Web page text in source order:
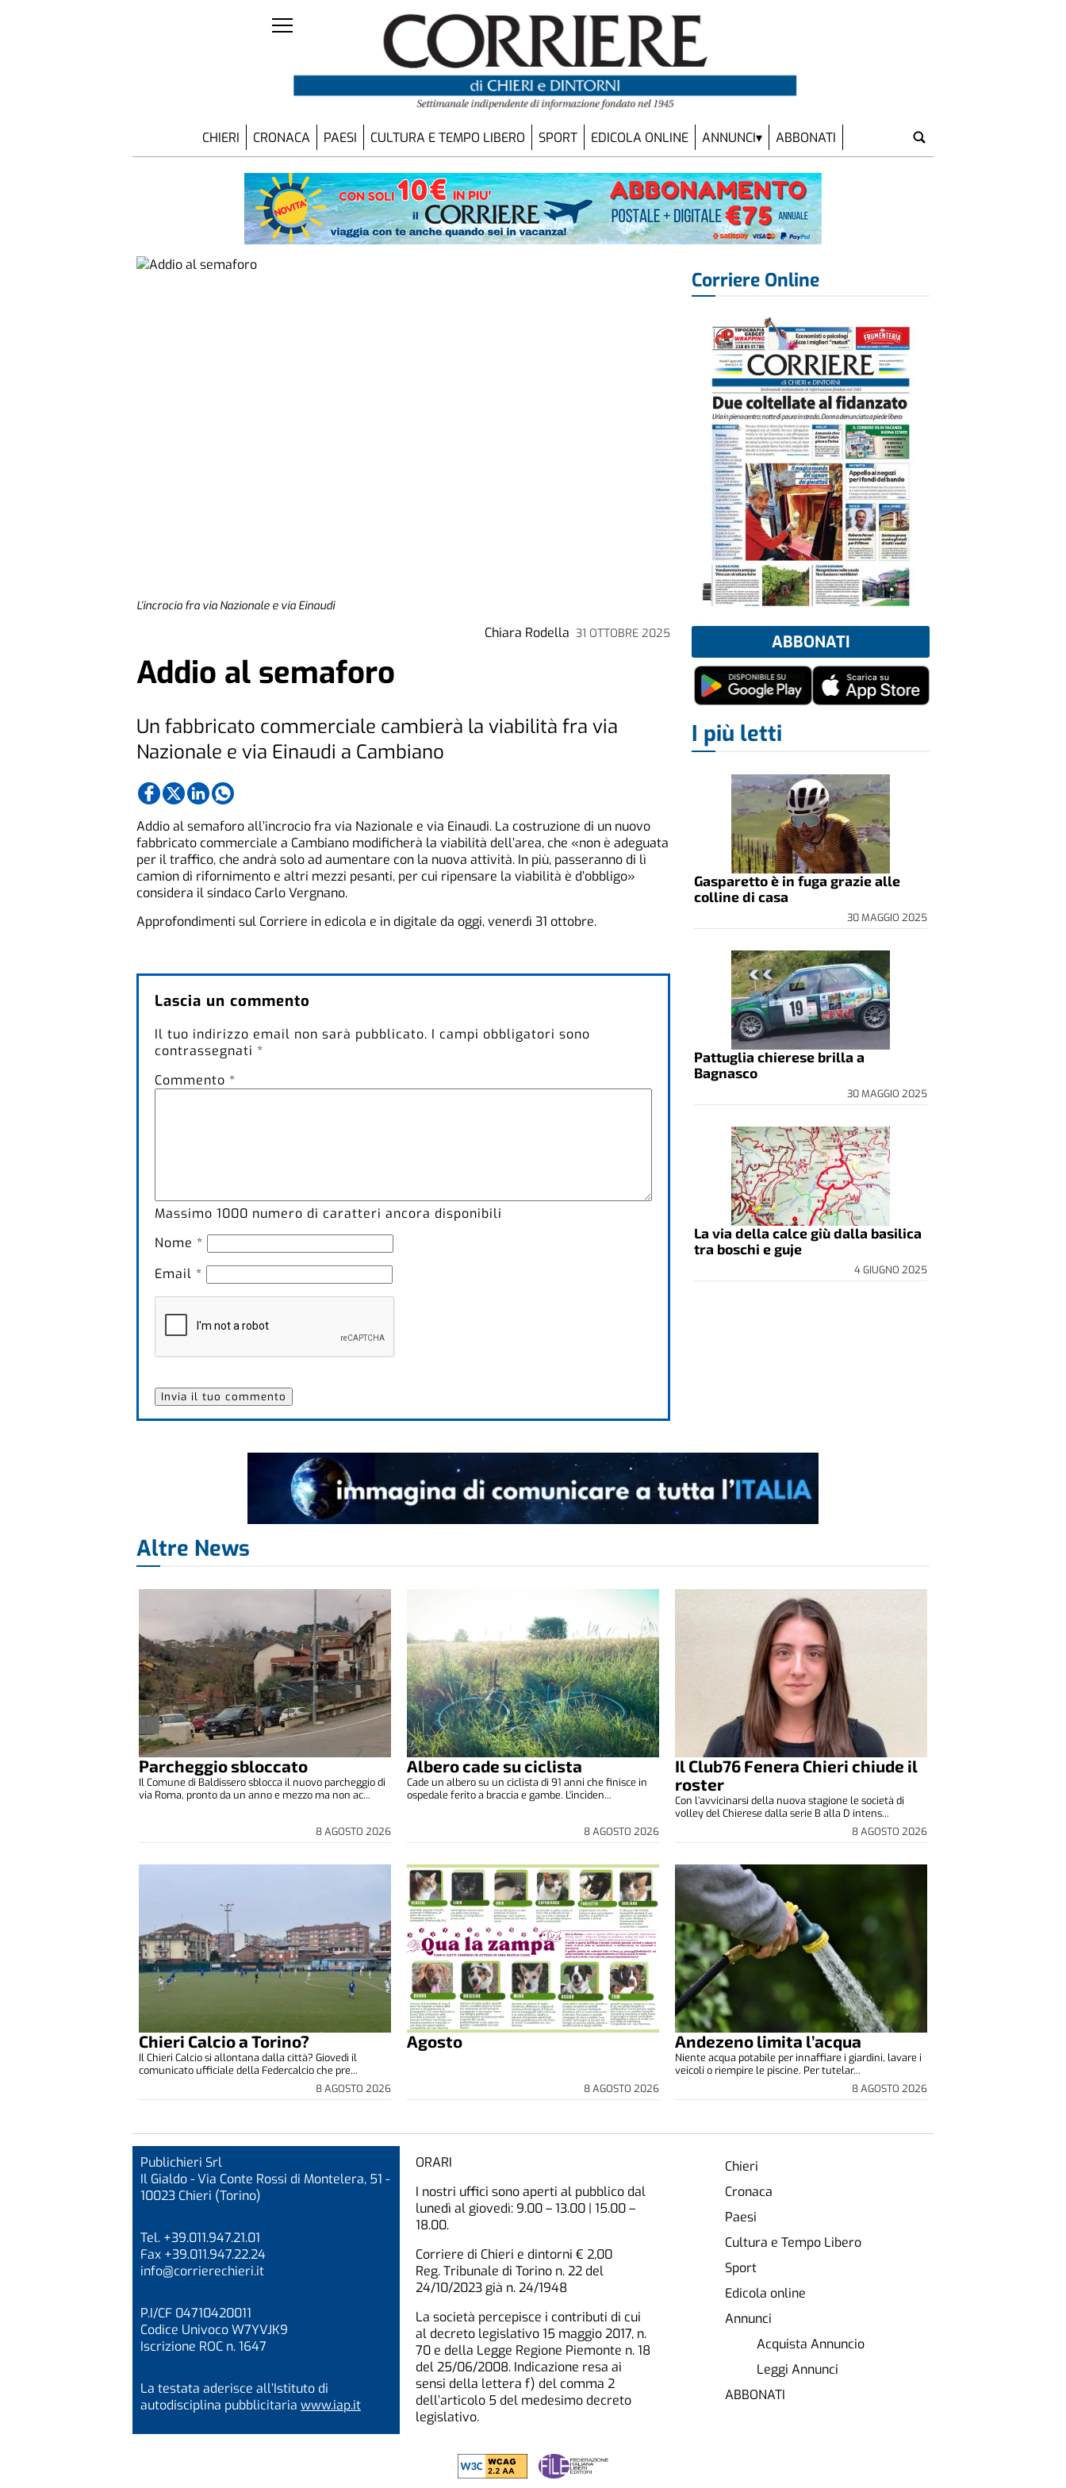
CHIERI CRONACA PAESI CULTURA E TEMPO LIBERO SPORT EDICOLA ONLINE ANNUNCI ABBONATI
L’incrocio fra via Nazionale e via Einaudi
Chiara Rodella 31 OTTOBRE 2025
Addio al semaforo
Un fabbricato commerciale cambierà la viabilità fra via
Nazionale e via Einaudi a Cambiano
Addio al semaforo all’incrocio fra via Nazionale e via Einaudi. La costruzione di un nuovo
fabbricato commerciale a Cambiano modificherà la viabilità dell’area, che «non è adeguata
per il traffico, che andrà solo ad aumentare con la nuova attività. In più, passeranno di lì
camion di rifornimento e altri mezzi pesanti, per cui ripensare la viabilità è d’obbligo»
considera il sindaco Carlo Vergnano.
Approfondimenti sul Corriere in edicola e in digitale da oggi, venerdì 31 ottobre.
Lascia un commento
Il tuo indirizzo email non sarà pubblicato. I campi obbligatori sono
contrassegnati *
Commento *
Massimo 1000 numero di caratteri ancora disponibili
Nome *
Email *
Corriere Online
ABBONATI
I più letti
Gasparetto è in fuga grazie alle
colline di casa
30 MAGGIO 2025
Pattuglia chierese brilla a
Bagnasco
30 MAGGIO 2025
La via della calce giù dalla basilica
tra boschi e guje
4 GIUGNO 2025
Altre News
Parcheggio sbloccato
8 AGOSTO 2026
Il Comune di Baldissero sblocca il nuovo parcheggio di
via Roma, pronto da un anno e mezzo ma non ac...
Albero cade su ciclista
8 AGOSTO 2026
Cade un albero su un ciclista di 91 anni che finisce in
ospedale ferito a braccia e gambe. L'inciden...
Il Club76 Fenera Chieri chiude il
roster
8 AGOSTO 2026
Con l’avvicinarsi della nuova stagione le società di
volley del Chierese dalla serie B alla D intens...
Chieri Calcio a Torino?
8 AGOSTO 2026
Il Chieri Calcio si allontana dalla città? Giovedì il
comunicato ufficiale della Federcalcio che pre...
Agosto
8 AGOSTO 2026
Andezeno limita l’acqua
8 AGOSTO 2026
Niente acqua potabile per innaffiare i giardini, lavare i
veicoli o riempire le piscine. Per tutelar...
Publichieri Srl
Il Gialdo - Via Conte Rossi di Montelera, 51 -
10023 Chieri (Torino)
Tel. +39.011.947.21.01
Fax +39.011.947.22.24
info@corrierechieri.it
P.I/CF 04710420011
Codice Univoco W7YVJK9
Iscrizione ROC n. 1647
La testata aderisce all’Istituto di
autodisciplina pubblicitaria www.iap.it
ORARI
I nostri uffici sono aperti al pubblico dal
lunedì al giovedì: 9.00 – 13.00 | 15.00 –
18.00.
Corriere di Chieri e dintorni € 2,00
Reg. Tribunale di Torino n. 22 del
24/10/2023 già n. 24/1948
La società percepisce i contributi di cui
al decreto legislativo 15 maggio 2017, n.
70 e della Legge Regione Piemonte n. 18
del 25/06/2008. Indicazione resa ai
sensi della lettera f) del comma 2
dell’articolo 5 del medesimo decreto
legislativo.
Chieri
Cronaca
Paesi
Cultura e Tempo Libero
Sport
Edicola online
Annunci
Acquista Annuncio
Leggi Annunci
ABBONATI